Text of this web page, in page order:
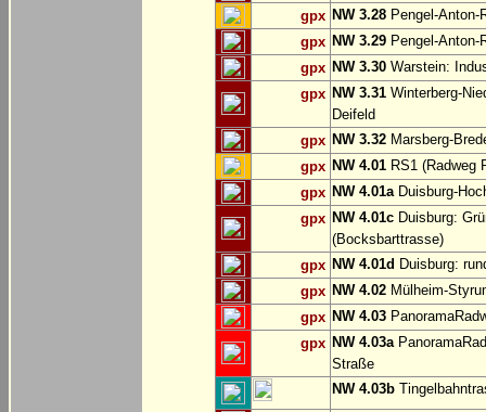
gpx NW 3.28 Pengel-
gpx NW 3.29 Pengel-Anton-
gpx NW 3.30 Warstein:
gpx NW 3.31 Winterberg-
Deifeld
gpx NW 3.32 Marsberg-
gpx NW 4.01 RS1 (Radweg
gpx NW 4.01aDuisburg-
gpx NW 4.01c Duisburg:
(Bocksbarttrasse)
gpx NW 4.01d Duisburg:
gpx NW 4.02 Mülheim-
gpx NW 4.03
gpx NW 4.03a
Straße
NW 4.03b